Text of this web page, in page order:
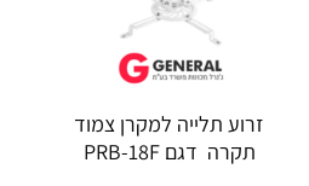
זרוע תלייה למקרן צמוד
תקרה דגם PRB-18F